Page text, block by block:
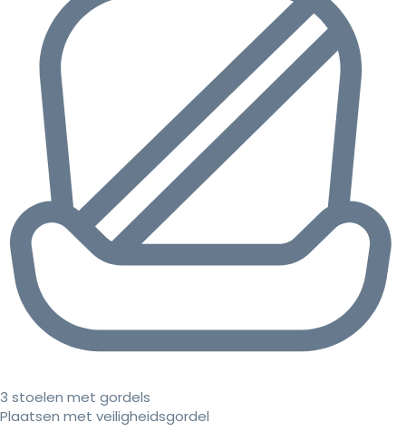
3 stoelen met gordels
Plaatsen met veiligheidsgordel